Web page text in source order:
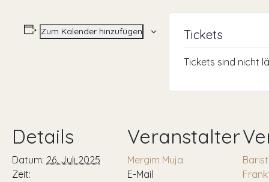
Zum Kalender hinzufügen
Details
Datum: 26. Juli 2025
Zeit:
Veranstalter
Mergim Muja
E-Mail
Tickets
Tickets sind nicht